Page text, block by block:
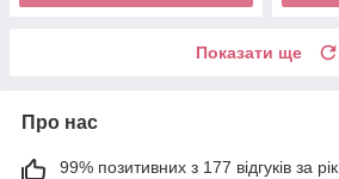
Показати ще
Про нас
99% позитивних з 177 відгуків за рік